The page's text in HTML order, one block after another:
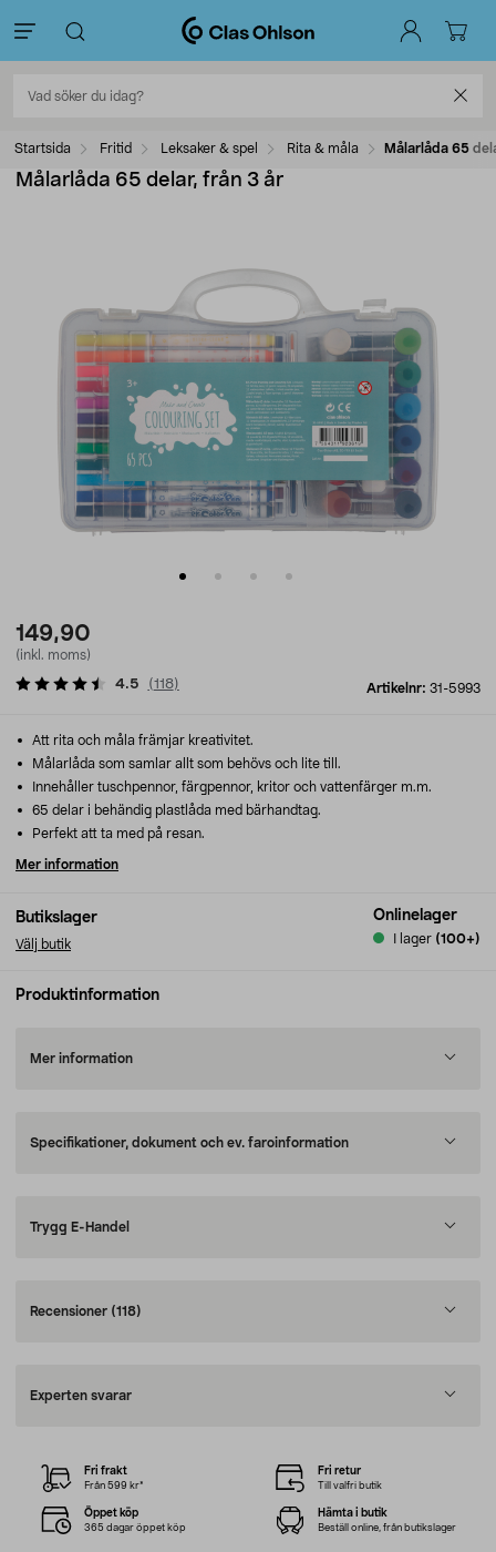
Startsida Fritid Leksaker & spel Rita & måla Målarlåda 65
Målarlåda 65 delar, från 3 år
149,90
(inkl. moms)
Artikelnr: 31-5993
4.5 (118)
Butikslager
Välj butik
Onlinelager
I lager (100+)
Att rita och måla främjar kreativitet.
Målarlåda som samlar allt som behövs och lite till.
Innehåller tuschpennor, färgpennor, kritor och vattenfärger m.m.
65 delar i behändig plastlåda med bärhandtag.
Perfekt att ta med på resan.
Mer information
Produktinformation
Mer information
Specifikationer, dokument och ev. faroinformation
Trygg E-Handel
Recensioner (118)
Experten svarar
Fri frakt
Från 599 kr*
Fri retur
Till valfri butik
Öppet köp
365 dagar öppet köp
Hämta i butik
Beställ online, från butikslager